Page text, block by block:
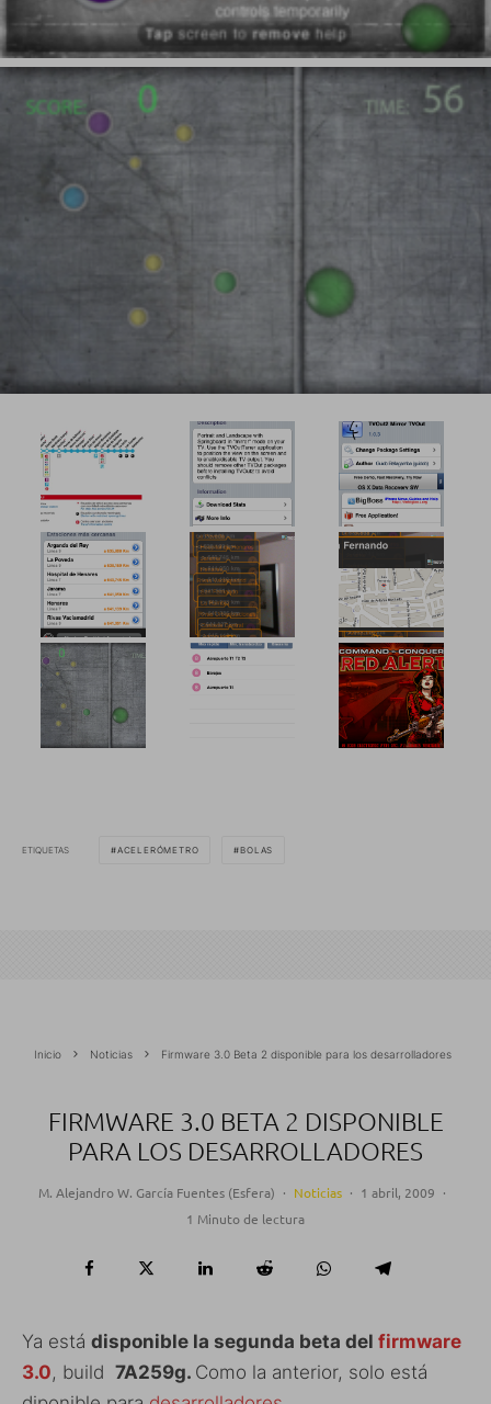
ETIQUETAS ACELERÓMETRO BOLAS
Inicio Noticias Firmware 3.0 Beta 2 disponible para los desarrolladores
FIRMWARE 3.0 BETA 2 DISPONIBLE
PARA LOS DESARROLLADORES
M. Alejandro W. García Fuentes (Esfera) · Noticias · 1 abril, 2009 ·
1 Minuto de lectura
Ya está disponible la segunda beta del firmware
3.0, build 7A259g. Como la anterior, solo está